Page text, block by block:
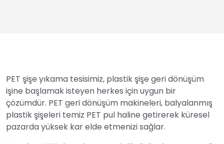
PET şişe yıkama tesisimiz, plastik şişe geri dönüşüm
işine başlamak isteyen herkes için uygun bir
çözümdür. PET geri dönüşüm makineleri, balyalanmış
plastik şişeleri temiz PET pul haline getirerek küresel
pazarda yüksek kar elde etmenizi sağlar.